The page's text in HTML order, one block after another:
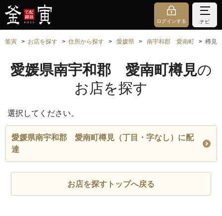
ログインする ナビ
釜寅 お店を探す 住所から探す 愛媛県 南宇和郡 愛南町 樽見
愛媛県南宇和郡 愛南町樽見の
お店を探す
選択してください。
愛媛県南宇和郡 愛南町樽見（丁目・字なし）に配
達
お店を探すトップへ戻る